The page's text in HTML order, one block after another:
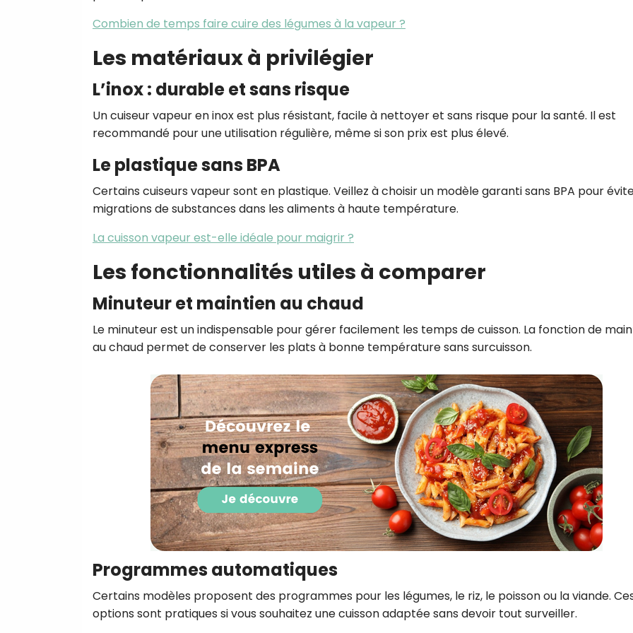
Combien de temps faire cuire des légumes à la vapeur ?
Les matériaux à privilégier
L’inox : durable et sans risque
Un cuiseur vapeur en inox est plus résistant, facile à nettoyer et sans risque pour la santé. Il est
recommandé pour une utilisation régulière, même si son prix est plus élevé.
Le plastique sans BPA
Certains cuiseurs vapeur sont en plastique. Veillez à choisir un modèle garanti sans BPA pour
migrations de substances dans les aliments à haute température.
La cuisson vapeur est-elle idéale pour maigrir ?
Les fonctionnalités utiles à comparer
Minuteur et maintien au chaud
Le minuteur est un indispensable pour gérer facilement les temps de cuisson. La fonction de
au chaud permet de conserver les plats à bonne température sans surcuisson.
Programmes automatiques
Certains modèles proposent des programmes pour les légumes, le riz, le poisson ou la viande.
options sont pratiques si vous souhaitez une cuisson adaptée sans devoir tout surveiller.